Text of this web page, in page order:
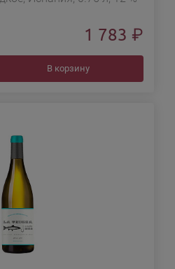
1 783 ₽
В корзину